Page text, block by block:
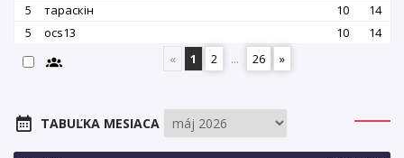
5
тараскін 10
14
5
ocs13 10
14
«
1 2 ... 26 »
TABUĽKA MESIACA